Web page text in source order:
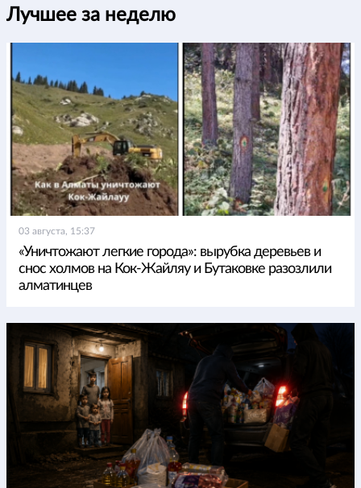
Лучшее за неделю
03 августа, 15:37
«Уничтожают легкие города»: вырубка деревьев и
снос холмов на Кок-Жайляу и Бутаковке разозлили
алматинцев